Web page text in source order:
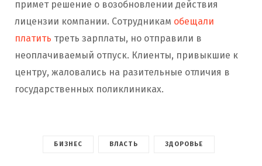
примет решение о возобновлении действия
лицензии компании. Сотрудникам обещали
платить треть зарплаты, но отправили в
неоплачиваемый отпуск. Клиенты, привыкшие к
центру, жаловались на разительные отличия в
государственных поликлиниках.
БИЗНЕС ВЛАСТЬ ЗДОРОВЬЕ